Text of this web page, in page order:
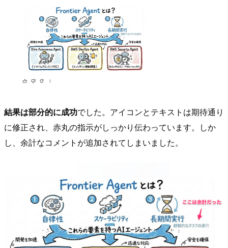
結果は部分的に成功でした。アイコンとテキストは期待通り
に修正され、赤丸の指示がしっかり伝わっています。しか
し、余計なコメントが追加されてしまいました。